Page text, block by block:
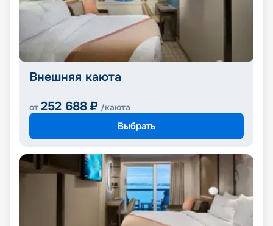
Внешняя каюта
от 252 688 ₽ /каюта
Выбрать